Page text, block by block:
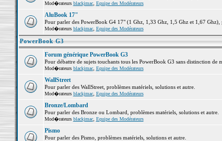
Mod�rateurs blackjmac, Equipe des Modérateurs
AluBook 17"
Pour parler des PowerBook G4 17" (1 Ghz, 1,33 Ghz, 1,5 Ghz et 1,67 Ghz),
Mod�rateurs blackjmac, Equipe des Modérateurs
PowerBook G3
Forum générique PowerBook G3
Pour débattre de sujets touchants tous les PowerBook G3 sans distinction de
Mod�rateurs blackjmac, Equipe des Modérateurs
WallStreet
Pour parler des WallStreet, problèmes matériels, solutions et autre.
Mod�rateurs blackjmac, Equipe des Modérateurs
Bronze/Lombard
Pour parler des Bronze ou Lombard, problèmes matériels, solutions et autre.
Mod�rateurs blackjmac, Equipe des Modérateurs
Pismo
Pour parler des Pismo, problèmes matériels, solutions et autre.